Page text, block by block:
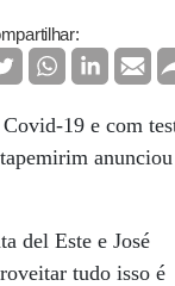
19 e com
anunciou
del Este e José
tudo isso é